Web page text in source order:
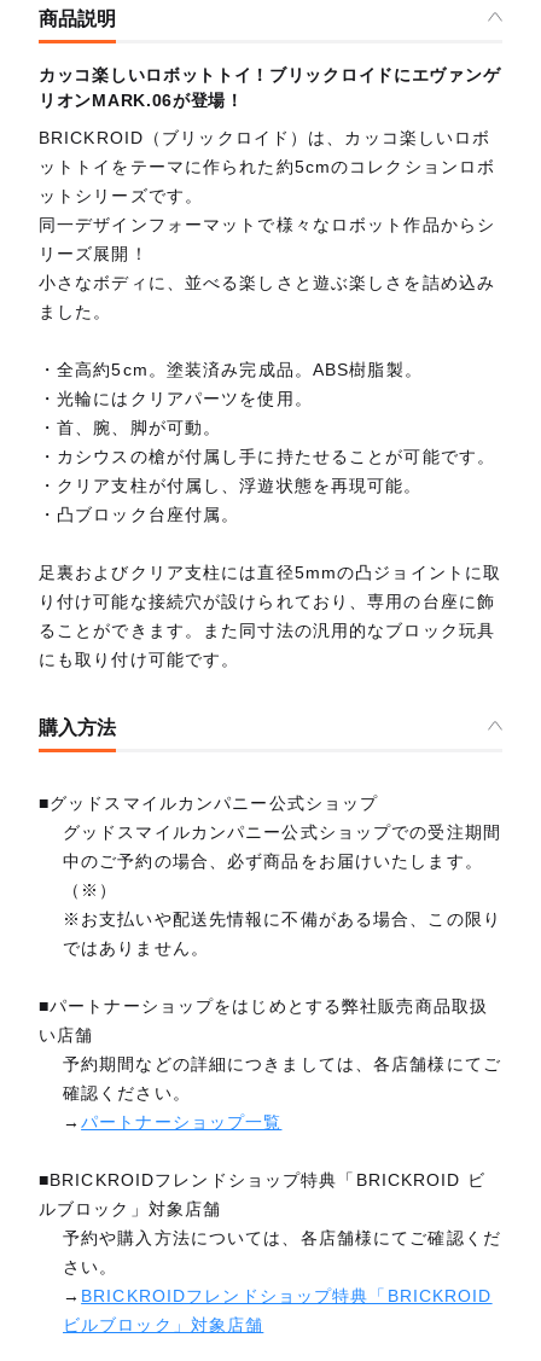
商品説明
カッコ楽しいロボットトイ！ブリックロイドにエヴァンゲ
リオンMARK.06が登場！
BRICKROID（ブリックロイド）は、カッコ楽しいロボ
ットトイをテーマに作られた約5cmのコレクションロボ
ットシリーズです。
同一デザインフォーマットで様々なロボット作品からシ
リーズ展開！
小さなボディに、並べる楽しさと遊ぶ楽しさを詰め込み
ました。
・全高約5cm。塗装済み完成品。ABS樹脂製。
・光輪にはクリアパーツを使用。
・首、腕、脚が可動。
・カシウスの槍が付属し手に持たせることが可能です。
・クリア支柱が付属し、浮遊状態を再現可能。
・凸ブロック台座付属。
足裏およびクリア支柱には直径5mmの凸ジョイントに取
り付け可能な接続穴が設けられており、専用の台座に飾
ることができます。また同寸法の汎用的なブロック玩具
にも取り付け可能です。
購入方法
■グッドスマイルカンパニー公式ショップ
グッドスマイルカンパニー公式ショップでの受注期間
中のご予約の場合、必ず商品をお届けいたします。
（※）
※お支払いや配送先情報に不備がある場合、この限り
ではありません。
■パートナーショップをはじめとする弊社販売商品取扱
い店舗
予約期間などの詳細につきましては、各店舗様にてご
確認ください。
→パートナーショップ一覧
■BRICKROIDフレンドショップ特典「BRICKROID ビ
ルブロック」対象店舗
予約や購入方法については、各店舗様にてご確認くだ
さい。
→ BRICKROIDフレンドショップ特典「BRICKROID
ビルブロック」対象店舗